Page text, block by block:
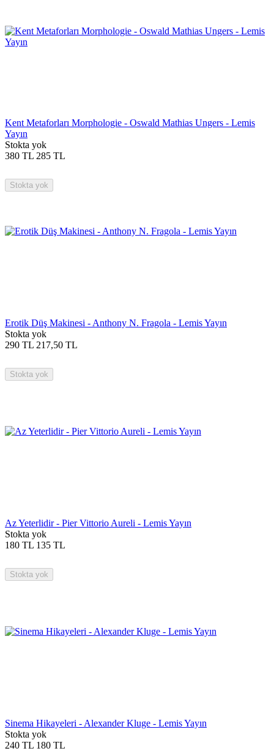
Kent Metaforları Morphologie - Oswald Mathias Ungers - Lemis
Yayın
Stokta yok
380 TL 285 TL
Stokta yok
Erotik Düş Makinesi - Anthony N. Fragola - Lemis Yayın
Stokta yok
290 TL 217,50 TL
Stokta yok
Az Yeterlidir - Pier Vittorio Aureli - Lemis Yayın
Stokta yok
180 TL 135 TL
Stokta yok
Sinema Hikayeleri - Alexander Kluge - Lemis Yayın
Stokta yok
240 TL 180 TL